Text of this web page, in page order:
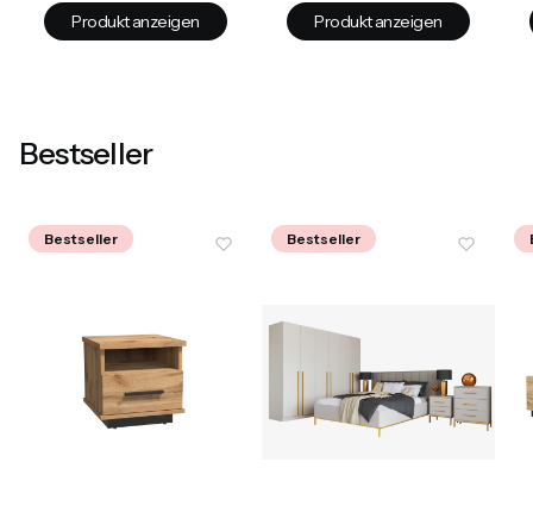
Produkt anzeigen Produkt anzeigen
Bestseller
Bestseller Bestseller